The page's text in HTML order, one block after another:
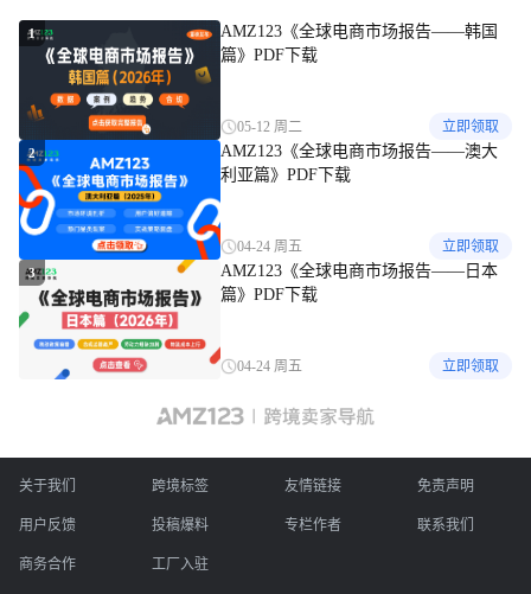
1
AMZ123《全球电商市场报告——韩国
篇》PDF下载
05-12 周二 立即领取
2
AMZ123《全球电商市场报告——澳大
利亚篇》PDF下载
04-24 周五 立即领取
3
AMZ123《全球电商市场报告——日本
篇》PDF下载
04-24 周五 立即领取
关于我们 跨境标签 友情链接 免责声明
用户反馈 投稿爆料 专栏作者 联系我们
商务合作 工厂入驻